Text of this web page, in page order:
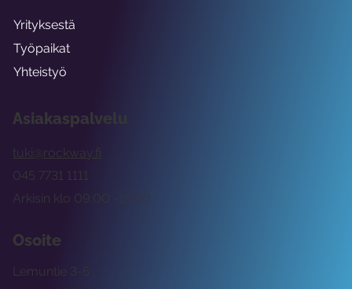
Asiakaspalvelu
tuki@rockway.fi
Arkisin klo 09:00 -15:00
045 7731 1111
Osoite
Lemuntie 3-5
Yrityksestä
Työpaikat
Yhteistyö